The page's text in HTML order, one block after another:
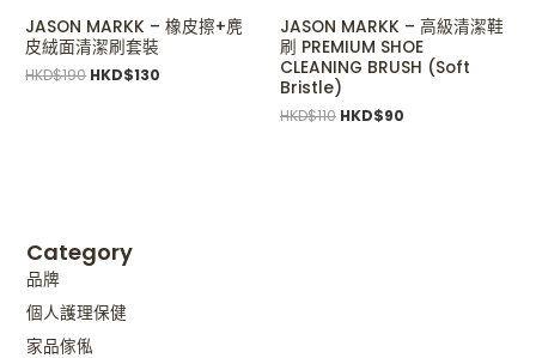
JASON MARKK – 橡皮擦+麂
皮絨面清潔刷套裝
HKD$190 HKD$130
JASON MARKK – 高級清潔鞋
刷 PREMIUM SHOE
CLEANING BRUSH (Soft
Bristle)
HKD$110 HKD$90
Category
品牌
個人護理保健
家品傢俬